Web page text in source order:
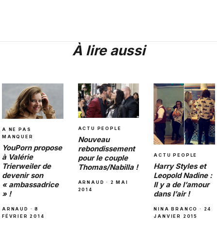
À lire aussi
A NE PAS
MANQUER
YouPorn propose
à Valérie
Trierweiler de
devenir son
« ambassadrice
» !
ARNAUD · 8
FÉVRIER 2014
ACTU PEOPLE
Nouveau
rebondissement
pour le couple
Thomas/Nabilla !
ARNAUD · 2 MAI
2014
ACTU PEOPLE
Harry Styles et
Leopold Nadine :
Il y a de l’amour
dans l’air !
NINA BRANCO · 24
JANVIER 2015